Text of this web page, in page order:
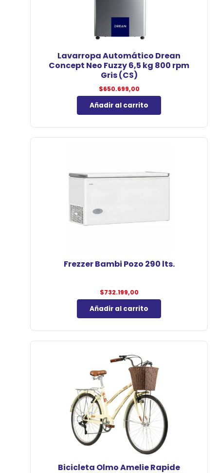
Lavarropa Automático Drean
Concept Neo Fuzzy 6,5 kg 800 rpm
Gris (CS)
$650.699,00
Añadir al carrito
Frezzer Bambi Pozo 290 lts.
$732.199,00
Añadir al carrito
Bicicleta Olmo Amelie Rapide